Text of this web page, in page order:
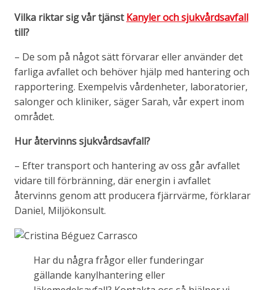
Vilka riktar sig vår tjänstKanyler och sjukvårdsavfall
till?
– De som på något sätt förvarar eller använder det
farliga avfallet och behöver hjälp med hantering och
rapportering. Exempelvis vårdenheter, laboratorier,
salonger och kliniker, säger Sarah, vår expert inom
området.
Hur återvinns sjukvårdsavfall?
– Efter transport och hantering av oss går avfallet
vidare till förbränning, där energin i avfallet
återvinns genom att producera fjärrvärme, förklarar
Daniel, Miljökonsult.
Har du några frågor eller funderingar
gällande kanylhantering eller